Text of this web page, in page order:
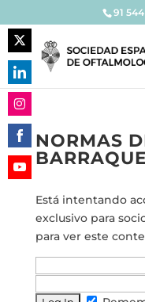
91
NORMAS
Está intentando
exclusivo para
para ver este
Share
on
Twitter
Share
on
LinkedIn
Share
on
Instagram
Share
on
Facebook
YouTube